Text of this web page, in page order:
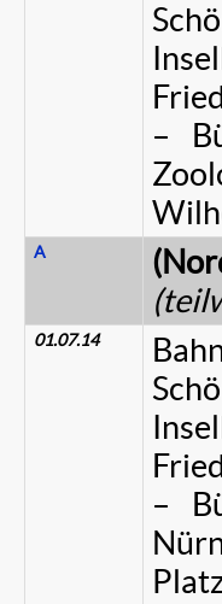
–
A
01.07.14
–